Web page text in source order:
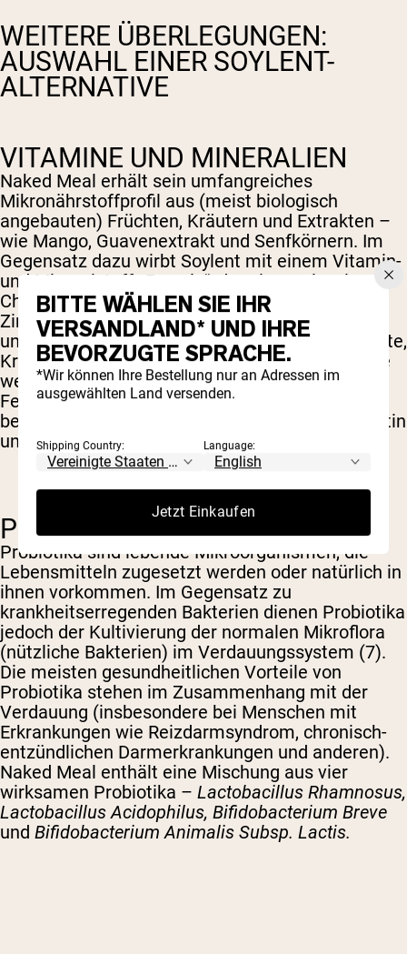
WEITERE ÜBERLEGUNGEN:
AUSWAHL EINER SOYLENT-
ALTERNATIVE
VITAMINE UND MINERALIEN
Naked Meal erhält sein umfangreiches
Mikronährstoffprofil aus (meist biologisch
angebauten) Früchten, Kräutern und Extrakten –
wie Mango, Guavenextrakt und Senfkörnern. Im
Gegensatz dazu wirbt Soylent mit einem Vitamin-
und Mineralstoff-„Premix“, der ein wenig wie ein
Chemiebuch klingt – von Alpha-Tocopherol bis
Zinksulfat. So oder so erhält man die Vitamine
und Mineralstoffe, die der Körper braucht. Früchte,
Kräuter und Extrakte liefern aber auch unzählige
weitere nützliche Nährstoffe, die man in einem
Fertigmix nicht findet. Mango steckt
beispielsweise voller Antioxidantien wie Quercetin
und Gallussäure (6).
PROBIOTIKA
Probiotika sind lebende Mikroorganismen, die
Lebensmitteln zugesetzt werden oder natürlich in
ihnen vorkommen. Im Gegensatz zu
krankheitserregenden Bakterien dienen Probiotika
jedoch der Kultivierung der normalen Mikroflora
(nützliche Bakterien) im Verdauungssystem (7).
Die meisten gesundheitlichen Vorteile von
Probiotika stehen im Zusammenhang mit der
Verdauung (insbesondere bei Menschen mit
Erkrankungen wie Reizdarmsyndrom, chronisch-
entzündlichen Darmerkrankungen und anderen).
Naked Meal enthält eine Mischung aus vier
wirksamen Probiotika – Lactobacillus Rhamnosus,
Lactobacillus Acidophilus, Bifidobacterium Breve
und Bifidobacterium Animalis Subsp. Lactis.
BITTE WÄHLEN SIE IHR
VERSANDLAND* UND IHRE
BEVORZUGTE SPRACHE.
*Wir können Ihre Bestellung nur an Adressen im
ausgewählten Land versenden.
Shipping Country: Language:
Jetzt Einkaufen